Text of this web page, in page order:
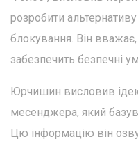
розробити
блокування. Він
забезпечить безпечні
Юрчишин висловив
месенджера, який
Цю інформацію він